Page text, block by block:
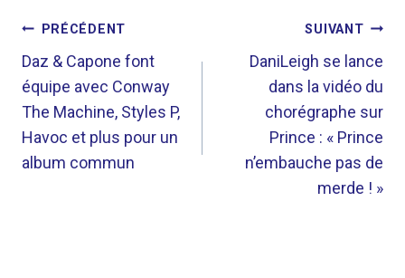
NAVIGATION
DE
L’ARTICLE
PRÉCÉDENT
Daz & Capone font
équipe avec Conway
The Machine, Styles P,
Havoc et plus pour un
album commun
SUIVANT
DaniLeigh se lance
dans la vidéo du
chorégraphe sur
Prince : « Prince
n’embauche pas de
merde ! »